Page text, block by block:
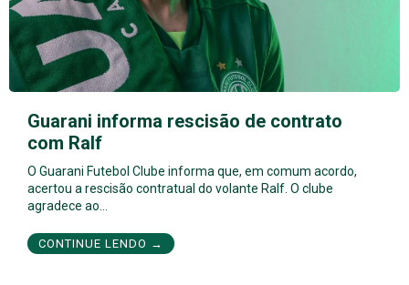
Guarani informa rescisão de contrato
com Ralf
O Guarani Futebol Clube informa que, em comum acordo,
acertou a rescisão contratual do volante Ralf. O clube
agradece ao…
CONTINUE LENDO →